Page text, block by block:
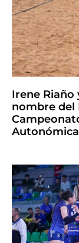
Irene Riaño
nombre del